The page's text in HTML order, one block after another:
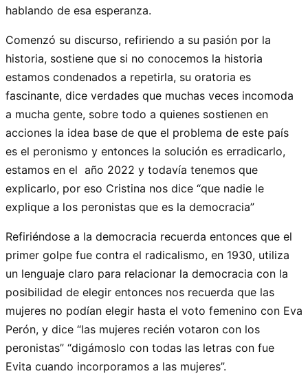
hablando de esa esperanza.
Comenzó su discurso, refiriendo a su pasión por la
historia, sostiene que si no conocemos la historia
estamos condenados a repetirla, su oratoria es
fascinante, dice verdades que muchas veces incomoda
a mucha gente, sobre todo a quienes sostienen en
acciones la idea base de que el problema de este país
es el peronismo y entonces la solución es erradicarlo,
estamos en el año 2022 y todavía tenemos que
explicarlo, por eso Cristina nos dice “que nadie le
explique a los peronistas que es la democracia”
Refiriéndose a la democracia recuerda entonces que el
primer golpe fue contra el radicalismo, en 1930, utiliza
un lenguaje claro para relacionar la democracia con la
posibilidad de elegir entonces nos recuerda que las
mujeres no podían elegir hasta el voto femenino con Eva
Perón, y dice “las mujeres recién votaron con los
peronistas” “digámoslo con todas las letras con fue
Evita cuando incorporamos a las mujeres”.